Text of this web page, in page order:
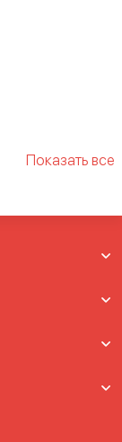
Показать все